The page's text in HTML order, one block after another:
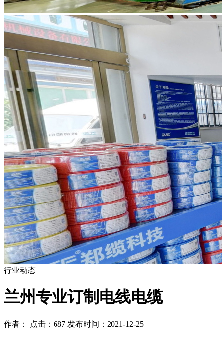
行业动态
兰州专业订制电线电缆
作者： 点击：687 发布时间：2021-12-25